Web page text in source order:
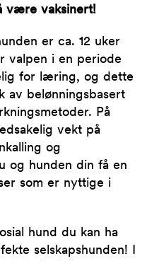
være vaksinert!
er ca. 12 uker
valpen i en periode
for læring, og dette
av belønningsbasert
På
vekt på
og
og hunden din få en
som er nyttige i
hund du kan ha
selskapshunden! I